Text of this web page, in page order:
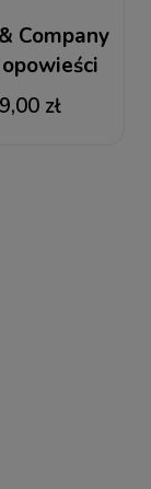
Company
nocna
zł